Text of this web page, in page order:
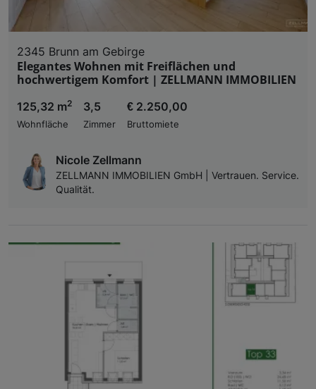
2345 Brunn am Gebirge
Elegantes Wohnen mit Freiflächen und
hochwertigem Komfort | ZELLMANN IMMOBILIEN
125,32 m2
Wohnfläche
3,5
Zimmer
€ 2.250,00
Bruttomiete
Nicole Zellmann
ZELLMANN IMMOBILIEN GmbH | Vertrauen. Service.
Qualität.